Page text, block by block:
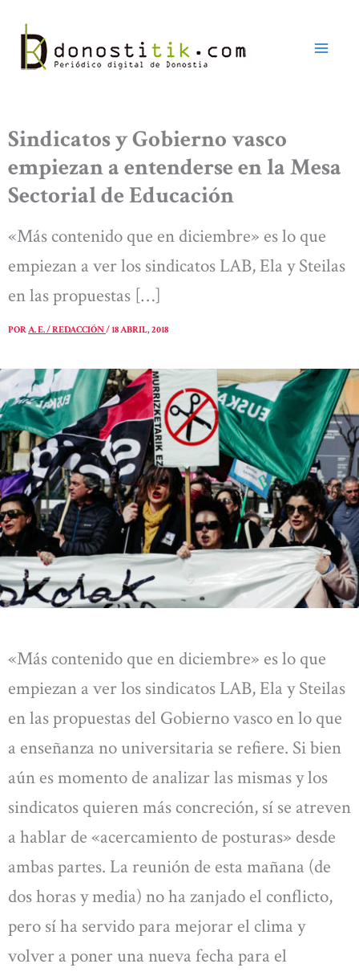
contenido
Sindicatos y Gobierno vasco
empiezan a entenderse en la Mesa
Sectorial de Educación
«Más contenido que en diciembre» es lo que
empiezan a ver los sindicatos LAB, Ela y Steilas
en las propuestas […]
PORA. E. / REDACCIÓN/18 ABRIL, 2018
«Más contenido que en diciembre» es lo que
empiezan a ver los sindicatos LAB, Ela y Steilas
en las propuestas del Gobierno vasco en lo que
a enseñanza no universitaria se refiere. Si bien
aún es momento de analizar las mismas y los
sindicatos quieren más concreción, sí se atreven
a hablar de «acercamiento de posturas» desde
ambas partes. La reunión de esta mañana (de
dos horas y media) no ha zanjado el conflicto,
pero sí ha servido para mejorar el clima y
volver a poner una nueva fecha para el